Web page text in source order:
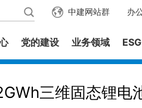
办
中建网站群
党的建设 业务领域
三维固态锂电